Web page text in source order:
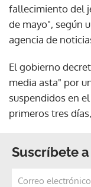
fallecimiento del
de mayo", según
agencia de
El gobierno
media asta" por
suspendidos en
primeros tres
Suscríbete